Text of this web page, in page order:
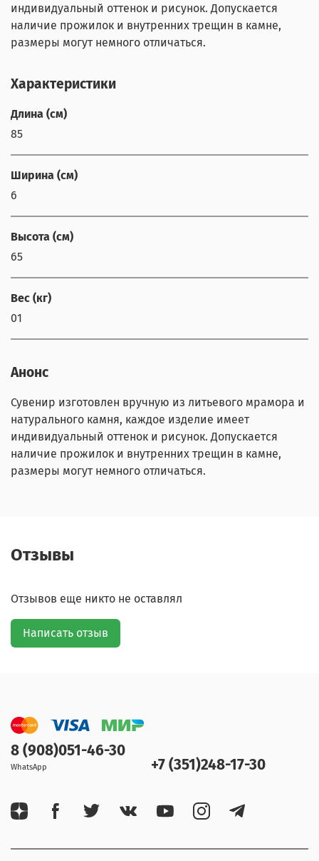
индивидуальный оттенок и рисунок. Допускается
наличие прожилок и внутренних трещин в камне,
размеры могут немного отличаться.
Характеристики
Длина (см)
85
Ширина (см)
6
Высота (см)
65
Вес (кг)
01
Анонс
Сувенир изготовлен вручную из литьевого мрамора и
натурального камня, каждое изделие имеет
индивидуальный оттенок и рисунок. Допускается
наличие прожилок и внутренних трещин в камне,
размеры могут немного отличаться.
Отзывы
Отзывов еще никто не оставлял
Написать отзыв
8 (908)051-46-30
WhatsApp +7 (351)248-17-30